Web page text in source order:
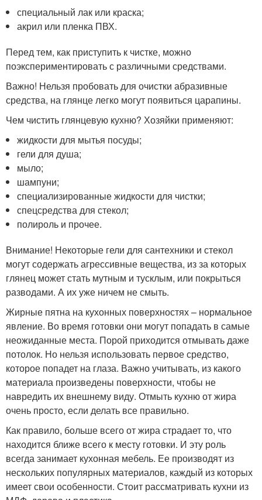
специальный лак или краска;
акрил или пленка ПВХ.
Перед тем, как приступить к чистке, можно
поэкспериментировать с различными средствами.
Важно! Нельзя пробовать для очистки абразивные
средства, на глянце легко могут появиться царапины.
Чем чистить глянцевую кухню? Хозяйки применяют:
жидкости для мытья посуды;
гели для душа;
мыло;
шампуни;
специализированные жидкости для чистки;
спецсредства для стекол;
полироль и прочее.
Внимание! Некоторые гели для сантехники и стекол
могут содержать агрессивные вещества, из за которых
глянец может стать мутным и тусклым, или покрыться
разводами. А их уже ничем не смыть.
Жирные пятна на кухонных поверхностях – нормальное
явление. Во время готовки они могут попадать в самые
неожиданные места. Порой приходится отмывать даже
потолок. Но нельзя использовать первое средство,
которое попадет на глаза. Важно учитывать, из какого
материала произведены поверхности, чтобы не
навредить их внешнему виду. Отмыть кухню от жира
очень просто, если делать все правильно.
Как правило, больше всего от жира страдает то, что
находится ближе всего к месту готовки. И эту роль
всегда занимает кухонная мебель. Ее производят из
нескольких популярных материалов, каждый из которых
имеет свои особенности. Стоит рассматривать кухни из